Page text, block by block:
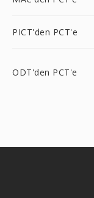
PICT'den PCT'e
ODT'den PCT'e